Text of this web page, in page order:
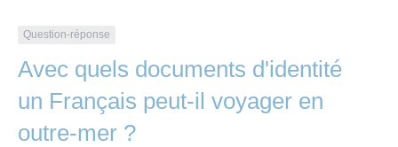
Travaux
Numérique
Nos publications
Question-réponse
Avec quels documents d'identité
un Français peut-il voyager en
outre-mer ?